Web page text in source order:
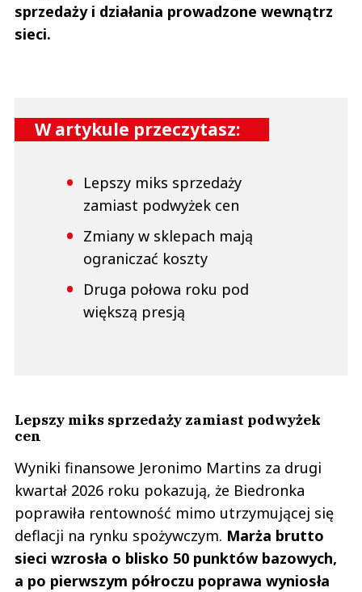
sprzedaży i działania prowadzone wewnątrz
sieci.
W artykule przeczytasz:
Lepszy miks sprzedaży
zamiast podwyżek cen
Zmiany w sklepach mają
ograniczać koszty
Druga połowa roku pod
większą presją
Lepszy miks sprzedaży zamiast podwyżek
cen
Wyniki finansowe Jeronimo Martins za drugi
kwartał 2026 roku pokazują, że Biedronka
poprawiła rentowność mimo utrzymującej się
deflacji na rynku spożywczym. Marża brutto
sieci wzrosła o blisko 50 punktów bazowych,
a po pierwszym półroczu poprawa wyniosła